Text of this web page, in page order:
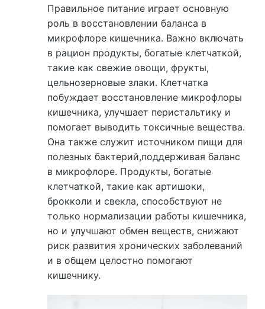
Правильное питание играет основную
роль в восстановлении баланса в
микрофлоре кишечника. Важно включать
в рацион продукты, богатые клетчаткой,
такие как свежие овощи, фрукты,
цельнозерновые злаки. Клетчатка
побуждает восстановление микрофлоры
кишечника, улучшает перистальтику и
помогает выводить токсичные вещества.
Она также служит источником пищи для
полезных бактерий,поддерживая баланс
в микрофлоре. Продукты, богатые
клетчаткой, такие как артишоки,
брокколи и свекла, способствуют не
только нормализации работы кишечника,
но и улучшают обмен веществ, снижают
риск развития хронических заболеваний
и в общем целостно помогают
кишечнику.